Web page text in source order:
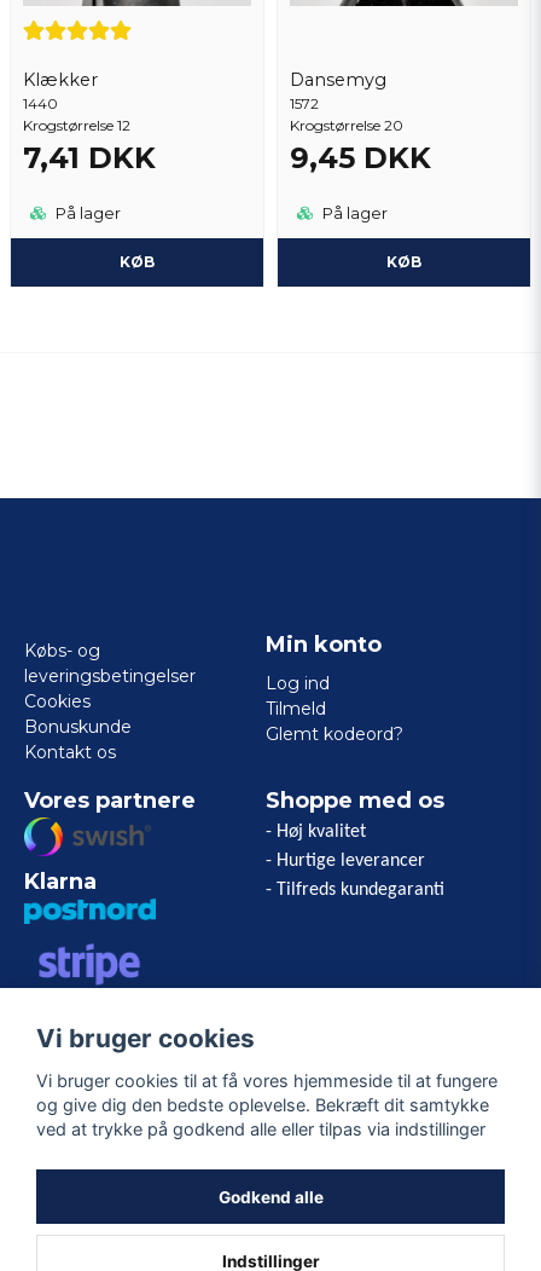
Klækker
1440
Krogstørrelse 12
7,41 DKK
På lager
KØB
Dansemyg
1572
Krogstørrelse 20
9,45 DKK
På lager
KØB
Købs- og
leveringsbetingelser
Cookies
Bonuskunde
Kontakt os
Min konto
Log ind
Tilmeld
Glemt kodeord?
Vores partnere
Klarna
EXPRESS
Shoppe med os
- Høj kvalitet
- Hurtige leverancer
- Tilfreds kundegaranti
Følg os
Vi bruger cookies
Vi bruger cookies til at få vores hjemmeside til at fungere
og give dig den bedste oplevelse. Bekræft dit samtykke
ved at trykke på godkend alle eller tilpas via indstillinger
Godkend alle
Indstillinger